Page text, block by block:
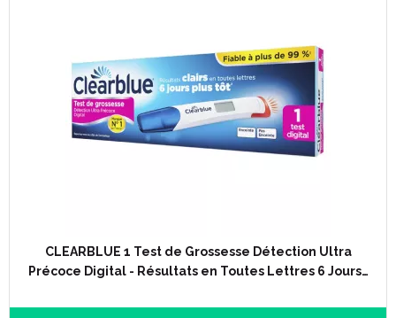
CLEARBLUE 1 Test de Grossesse Détection Ultra
Précoce Digital - Résultats en Toutes Lettres 6 Jours…